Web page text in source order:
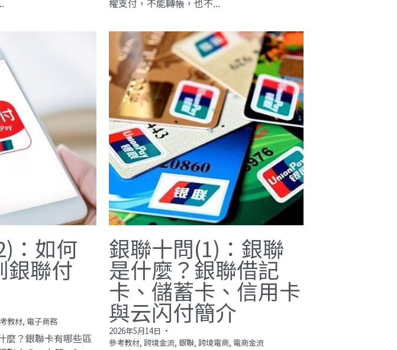
：如何
銀聯付
教材, 電子商務
麼？銀聯卡有哪些區
銀聯十問(1)：銀聯
是什麼？銀聯借記
卡、儲蓄卡、信用卡
與云闪付簡介
2026年5月14日 ·
參考教材, 跨境金流, 銀聯, 跨境電商, 電商金流